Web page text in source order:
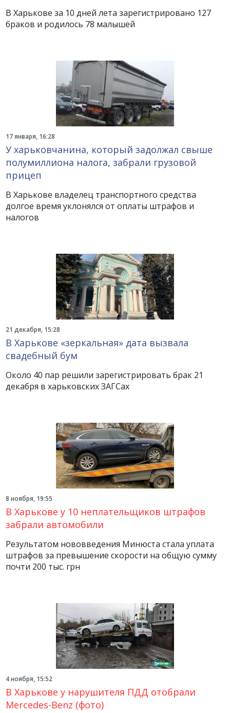
В Харькове за 10 дней лета зарегистрировано 127
браков и родилось 78 малышей
17 января, 16:28
У харьковчанина, который задолжал свыше
полумиллиона налога, забрали грузовой
прицеп
В Харькове владелец транспортного средства
долгое время уклонялся от оплаты штрафов и
налогов
21 декабря, 15:28
В Харькове «зеркальная» дата вызвала
свадебный бум
Около 40 пар решили зарегистрировать брак 21
декабря в харьковских ЗАГСах
8 ноября, 19:55
В Харькове у 10 неплательщиков штрафов
забрали автомобили
Результатом нововведения Минюста стала уплата
штрафов за превышение скорости на общую сумму
почти 200 тыс. грн
4 ноября, 15:52
В Харькове у нарушителя ПДД отобрали
Mercedes-Benz (фото)